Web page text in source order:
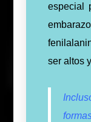
especial
ser altos